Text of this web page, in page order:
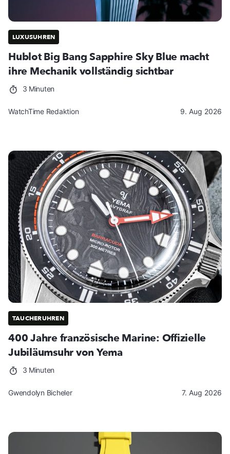
LUXUSUHREN
Hublot Big Bang Sapphire Sky Blue macht
ihre Mechanik vollständig sichtbar
3 Minuten
WatchTime Redaktion 9. Aug 2026
TAUCHERUHREN
400 Jahre französische Marine: Offizielle
Jubiläumsuhr von Yema
3 Minuten
Gwendolyn Bicheler 7. Aug 2026